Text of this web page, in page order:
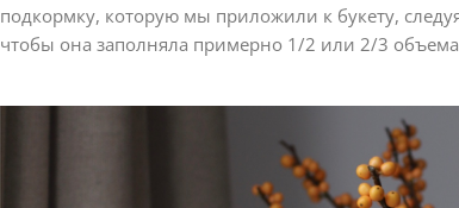
подкормку, которую мы приложили к букету,
чтобы она заполняла примерно 1/2 или 2/3